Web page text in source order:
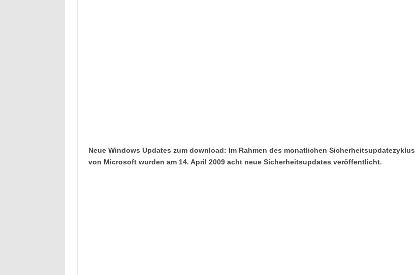
Neue Windows Updates zum download: Im Rahmen des monatlichen Sicherheitsupdatezyklus
von Microsoft wurden am 14. April 2009 acht neue Sicherheitsupdates veröffentlicht.